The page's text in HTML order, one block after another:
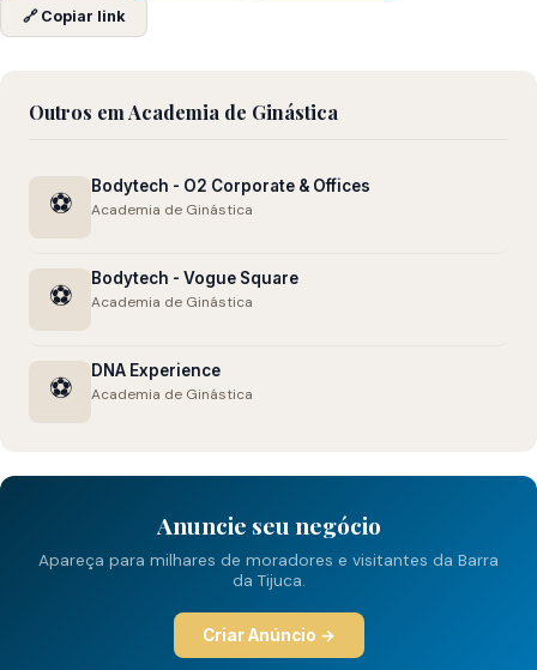
🔗 Copiar link
Outros em Academia de Ginástica
⚽
Bodytech - O2 Corporate & Offices
Academia de Ginástica
⚽
Bodytech - Vogue Square
Academia de Ginástica
⚽
DNA Experience
Academia de Ginástica
Anuncie seu negócio
Apareça para milhares de moradores e visitantes da Barra
da Tijuca.
Criar Anúncio →